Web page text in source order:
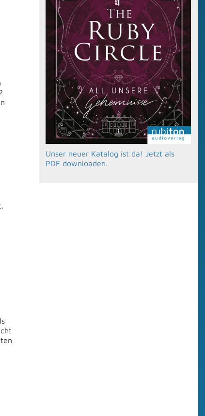
Unser neuer Katalog ist da! Jetzt als
PDF downloaden.